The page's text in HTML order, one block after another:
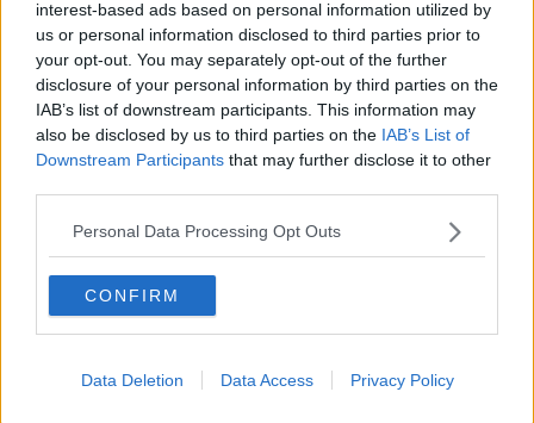
interest-based ads based on personal information utilized by
us or personal information disclosed to third parties prior to
your opt-out. You may separately opt-out of the further
disclosure of your personal information by third parties on the
IAB’s list of downstream participants. This information may
also be disclosed by us to third parties on the IAB’s List of
Downstream Participants that may further disclose it to other
Personal Data Processing Opt Outs
CONFIRM
Data Deletion Data Access Privacy Policy